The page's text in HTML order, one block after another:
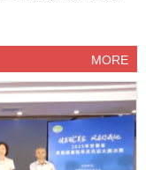
MORE